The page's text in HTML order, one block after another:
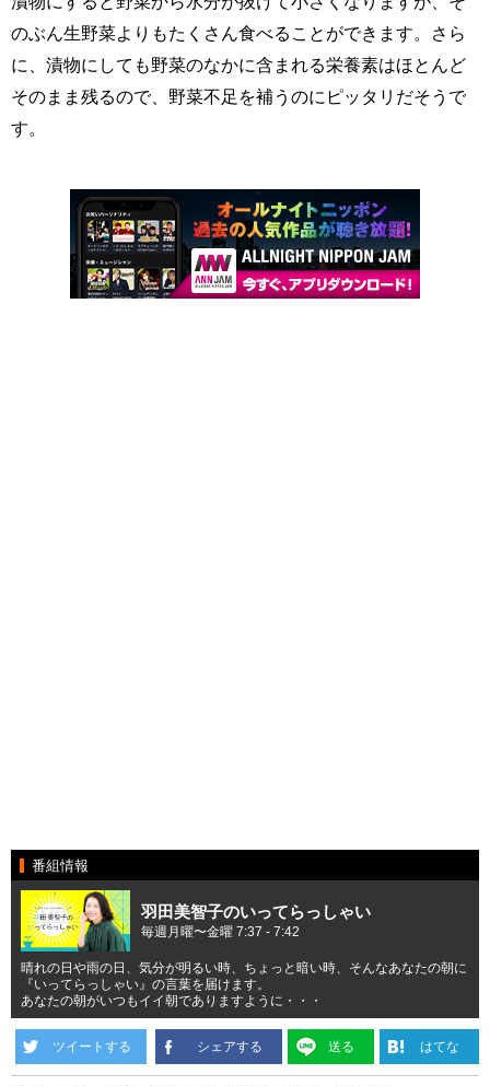
のぶん生野菜よりもたくさん食べることができます。さら
に、漬物にしても野菜のなかに含まれる栄養素はほとんど
そのまま残るので、野菜不足を補うのにピッタリだそうで
す。
番組情報
羽田美智子のいってらっしゃい
毎週月曜〜金曜 7:37 - 7:42
晴れの日や雨の日、気分が明るい時、ちょっと暗い時、そんなあなたの朝に
『いってらっしゃい』の言葉を届けます。
あなたの朝がいつもイイ朝でありますように・・・
ツイートする シェアする 送る はてな